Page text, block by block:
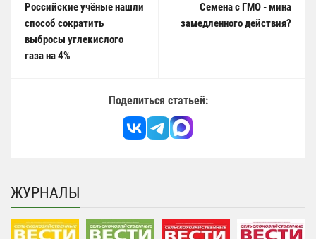
Российские учёные нашли
способ сократить
выбросы углекислого
газа на 4%
Семена с ГМО - мина
замедленного действия?
Поделиться статьей:
ЖУРНАЛЫ